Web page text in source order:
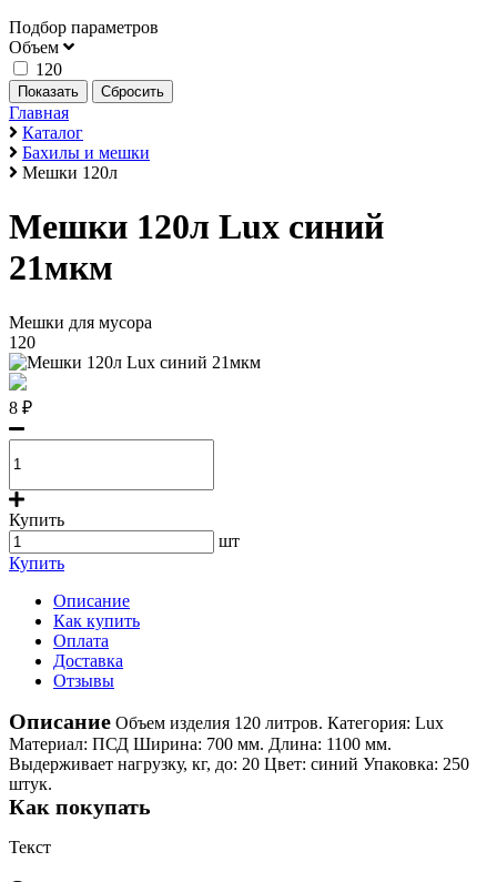
Подбор параметров
Объем
120
Главная
Каталог
Бахилы и мешки
Мешки 120л
Мешки 120л Lux синий
21мкм
Мешки для мусора
120
8 ₽
Купить
шт
Купить
Описание
Как купить
Оплата
Доставка
Отзывы
Описание Объем изделия 120 литров. Категория: Lux
Материал: ПСД Ширина: 700 мм. Длина: 1100 мм.
Выдерживает нагрузку, кг, до: 20 Цвет: синий Упаковка: 250
штук.
Как покупать
Текст